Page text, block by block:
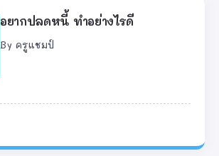
อยากปลดหนี้ ทำอย่างไรดี
By ครูแชมป์